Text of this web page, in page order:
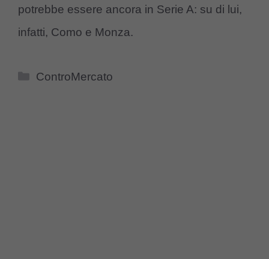
potrebbe essere ancora in Serie A: su di lui,
infatti, Como e Monza.
Categorie
ControMercato